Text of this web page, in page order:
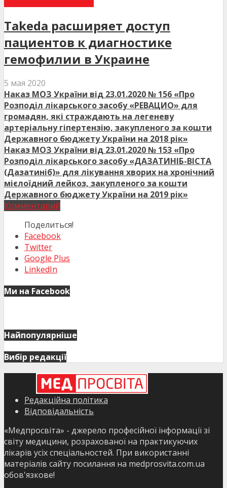
Takeda расширяет доступ
пациентов к диагностике
гемофилии в Украине
5 мая 2020
Наказ МОЗ України від 23.01.2020 № 156 «Про
Розподіл лікарського засобу «РЕВАЦИО» для
громадян, які страждають на легеневу
артеріальну гіпертензію, закупленого за кошти
Державного бюджету України на 2018 рік»
Наказ МОЗ України від 23.01.2020 № 153 «Про
Розподіл лікарського засобу «ДАЗАТИНІБ-ВІСТА
(Дазатиніб)» для лікування хворих на хронічний
мієлоїдний лейкоз, закупленого за кошти
Державного бюджету України на 2019 рік»
Комментарий
Поделиться!
Facebook
Twitter
Google Plus
LinkedIn
Ми на Facebook
Найпопулярніше
Вибір редакції
Редакційна політика
Відповідальність
«Медпросвіта» - джерело професійної інформації зі
світу медицини, розрахованої на практикуючих
лікарів усіх спеціальностей. При використанні
матеріалів сайту посилання на medprosvita.com.ua
обов'язкове!